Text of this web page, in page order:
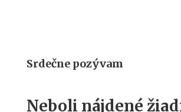
Srdečne pozývam
Neboli nájdené